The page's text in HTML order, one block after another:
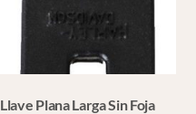
Llave Plana Larga Sin Foja